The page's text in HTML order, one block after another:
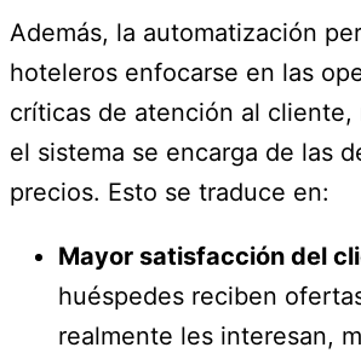
Además, la automatización
hoteleros enfocarse en las
críticas de atención al cliente,
el sistema se encarga de las
precios. Esto se traduce en:
Mayor satisfacción del
huéspedes reciben
realmente les interesan,